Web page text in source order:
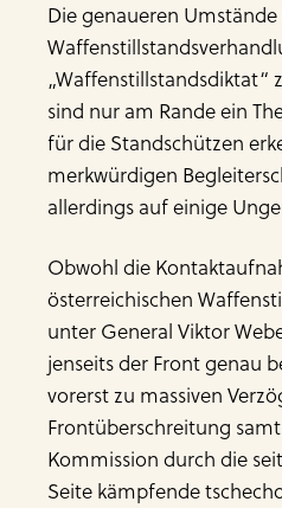
Die genaueren
„Waffenstillstandsdiktat“
sind nur am Rande ein
für die Standschützen
merkwürdigen
allerdings auf einige
Obwohl die
österreichischen
unter General Viktor
jenseits der Front genau
vorerst zu massiven
Frontüberschreitung
Kommission durch die
Seite kämpfende